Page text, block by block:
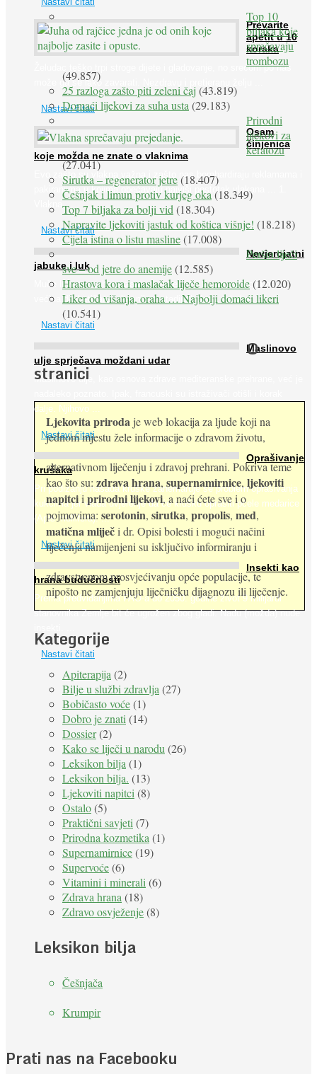
Prevarite
apetit u 10
koraka
Želudac teško trpi stroge dijete i gladovanje, no srećom po nas
može ga se lako zavarati. Nezdravu i pretjeranu želju ...
Nastavi čitati
Osam
činjenica
koje možda ne znate o vlaknima
Evo zašto su vlakna važna i zašto nas bombardiraju reklamama i
pakiranjima u kojima obećavaju najviši postotak vlakana ... 1.
Vlakna ...
Nastavi čitati
Nevjerojatni
jabuke i luk
Muče li vas tegobe vezane uz srce, oči i živce, od kojih pati
većina dijabetičara u kasnijem stadiju bolesti, jabuke ...
Nastavi čitati
Maslinovo
ulje sprječava moždani udar
Maslinovo ulje, kao osnova zdrave mediteranske prehrane, već je
dalje. Njihovo ...
Nastavi čitati
Oprašivanje
krušaka
Pri podizanju nasada kruške zanemaruje se problem oprašivanja
kukcima jer vlada uvjerenje da će krušku oprašiti pčele medarice
(Apis mellifera). ...
Nastavi čitati
Insekti kao
hrana budućnosti
Prema predviđanjima FAO-a do 2050. godine život 9 milijardi
stanovnika Zemlje bit će ugrožen zbog gladi. Nadu (možda) nude
Nastavi čitati
Top 10
biljaka koje
sprečavaju
trombozu
(49.857)
25 razloga zašto piti zeleni čaj(43.819)
Domaći lijekovi za suha usta (29.183)
Prirodni
lijekovi za
keratozu
(27.041)
Sirutka – regenerator jetre(18.407)
Češnjak i limun protiv kurjeg oka (18.349)
Top 7 biljaka za bolji vid (18.304)
Napravite ljekoviti jastuk od koštica višnje! (18.218)
Cijela istina o listu masline(17.008)
Peršin liječi
sve – od jetre do anemije(12.585)
Hrastova kora i maslačak liječe hemoroide(12.020)
Liker od višanja, oraha … Najbolji domaći likeri
(10.541)
O
stranici
Ljekovita priroda je web lokacija za ljude koji na
jednom mjestu žele informacije o zdravom životu,
alternativnom liječenju i zdravoj prehrani. Pokriva teme
kao što su: zdrava hrana, supernamirnice, ljekoviti
napitciiprirodni lijekovi, a naći ćete sve i o
pojmovima: serotonin, sirutka, propolis, med,
matična mliječi dr. Opisi bolesti i mogući načini
liječenja namijenjeni su isključivo informiranju i
zdravstvenom prosvjećivanju opće populacije, te
nipošto ne zamjenjuju liječničku dijagnozu ili liječenje.
Kategorije
Apiterapija (2)
Bilje u službi zdravlja (27)
Bobičasto voće(1)
Dobro je znati (14)
Dossier(2)
Kako se liječi u narodu (26)
Leksikon bilja (1)
Leksikon bilja. (13)
Ljekoviti napitci (8)
Ostalo(5)
Praktični savjeti (7)
Prirodna kozmetika (1)
Supernamirnice(19)
Supervoće(6)
Vitamini i minerali (6)
Zdrava hrana (18)
Zdravo osvježenje(8)
Leksikon bilja
Češnjača
Krumpir
Prati nas na Facebooku